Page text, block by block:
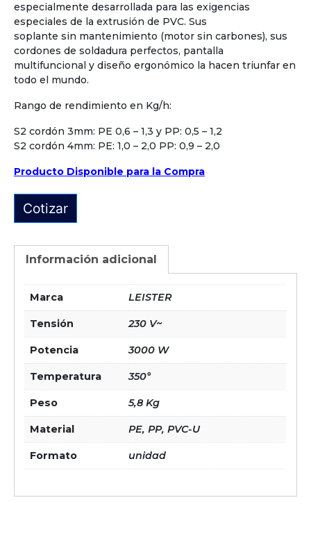
especialmente desarrollada para las exigencias
especiales de la extrusión de PVC. Sus
soplante sin mantenimiento (motor sin carbones), sus
cordones de soldadura perfectos, pantalla
multifuncional y diseño ergonómico la hacen triunfar en
todo el mundo.
Rango de rendimiento en Kg/h:
S2 cordón 3mm: PE 0,6 – 1,3 y PP: 0,5 – 1,2
S2 cordón 4mm: PE: 1,0 – 2,0 PP: 0,9 – 2,0
Producto Disponible para la Compra
Cotizar
Información adicional
Marca LEISTER
Tensión 230 V~
Potencia 3000 W
Temperatura 350°
Peso 5,8 Kg
Material PE, PP, PVC-U
Formato unidad